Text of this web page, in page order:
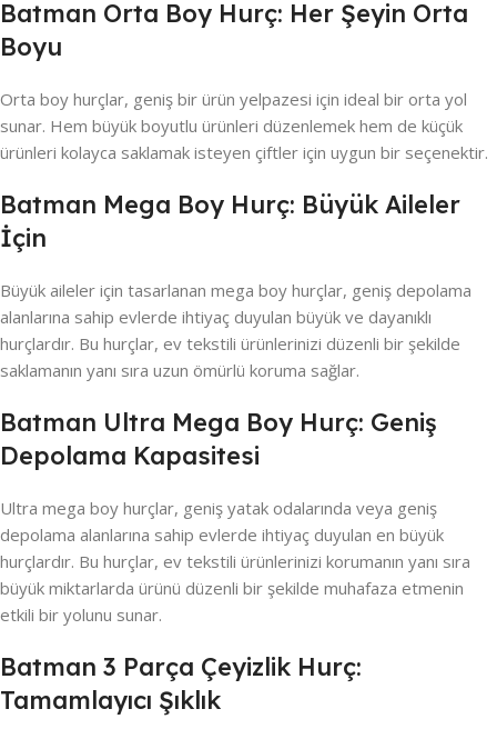
Batman Orta Boy Hurç: Her Şeyin Orta
Boyu
Orta boy hurçlar, geniş bir ürün yelpazesi için ideal bir orta yol
sunar. Hem büyük boyutlu ürünleri düzenlemek hem de küçük
ürünleri kolayca saklamak isteyen çiftler için uygun bir seçenektir.
Batman Mega Boy Hurç: Büyük Aileler
İçin
Büyük aileler için tasarlanan mega boy hurçlar, geniş depolama
alanlarına sahip evlerde ihtiyaç duyulan büyük ve dayanıklı
hurçlardır. Bu hurçlar, ev tekstili ürünlerinizi düzenli bir şekilde
saklamanın yanı sıra uzun ömürlü koruma sağlar.
Batman Ultra Mega Boy Hurç: Geniş
Depolama Kapasitesi
Ultra mega boy hurçlar, geniş yatak odalarında veya geniş
depolama alanlarına sahip evlerde ihtiyaç duyulan en büyük
hurçlardır. Bu hurçlar, ev tekstili ürünlerinizi korumanın yanı sıra
büyük miktarlarda ürünü düzenli bir şekilde muhafaza etmenin
etkili bir yolunu sunar.
Batman 3 Parça Çeyizlik Hurç:
Tamamlayıcı Şıklık